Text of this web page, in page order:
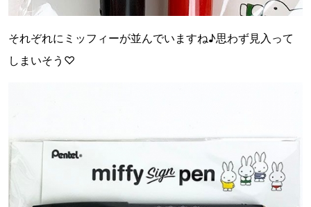
それぞれにミッフィーが並んでいますね♪思わず見入って
しまいそう♡